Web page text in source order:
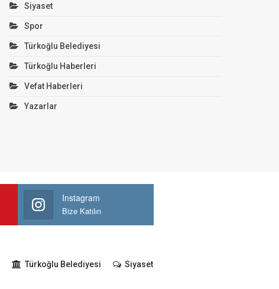
Siyaset
Spor
Türkoğlu Belediyesi
Türkoğlu Haberleri
Vefat Haberleri
Yazarlar
Instagram
Bize Katılın
Türkoğlu Belediyesi
Siyaset